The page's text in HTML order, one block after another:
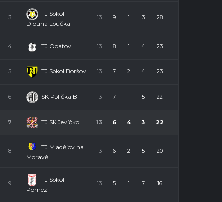
3
TJ Sokol
Dlouhá Loučka
13 9 1 3 28
4 TJ Opatov 13 8 1 4 23
5 TJ Sokol Boršov 13 7 2 4 23
6 SK Polička B 13 7 1 5 22
7 TJ SK Jevíčko 13 6 4 3 22
8
TJ Mladějov na
Moravě
13 6 2 5 20
9
TJ Sokol
Pomezí
13 5 1 7 16